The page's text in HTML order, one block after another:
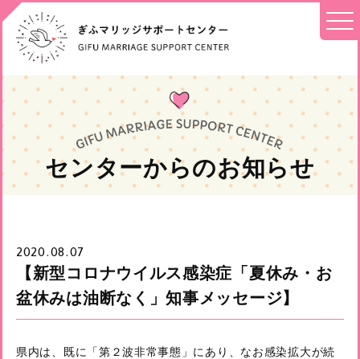
センターからのお知らせ
2020.08.07
【新型コロナウイルス感染症「夏休み・お
盆休みは油断なく」知事メッセージ】
県内は、既に「第２波非常事態」にあり、なお感染拡大が続